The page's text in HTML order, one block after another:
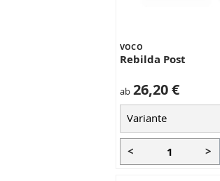
VOCO
Rebilda Post
ab 26,20 €
< >